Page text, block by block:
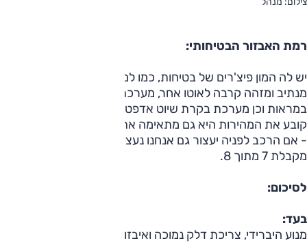
רמת האבזור הבטיחותי:
יש לה המון פיצ'רים של בטיחות, כמו למשל מערכת שמזהה
מנתיב ומזהה קרבה לאוטו אחר, מערכת שמסייעת בזיהוי שטח
במראות וכן מערכת בקרת שיוט אדפטיבית, כלומר לא רק שאתה
קובע את המהירות היא גם מתאימה את עצמה לפי הרכב שלפניה
- אם הרכב לפניה יעצור גם אנחנו נעצור. במדד האבזור
מקבלת 7 מתוך 8.
לסיכום:
בעד:
מנוע היברידי, צריכת דלק נמוכה ואיבזור